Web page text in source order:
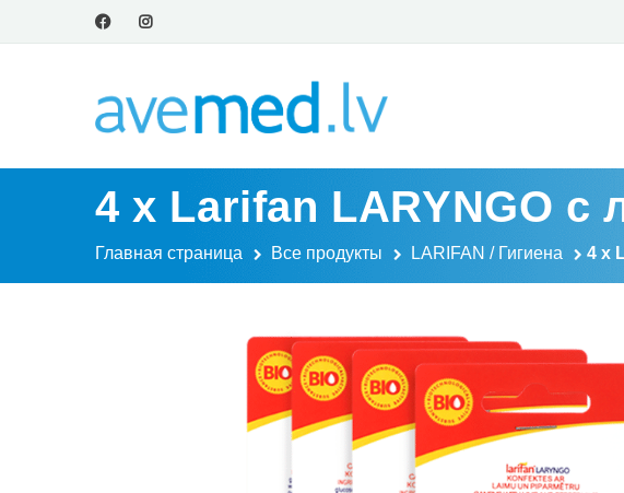
4 x Larifan LARYNGO с
Главная страница Все продукты LARIFAN / Гигиена 4 x